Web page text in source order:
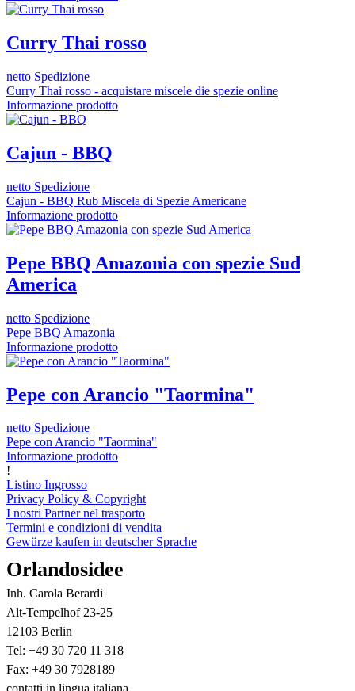
Curry Thai rosso
netto Spedizione
Curry Thai rosso - acquistare miscele die spezie online
Informazione prodotto
Cajun - BBQ
netto Spedizione
Cajun - BBQ Rub Miscela di Spezie Americane
Informazione prodotto
Pepe BBQ Amazonia con spezie Sud
America
netto Spedizione
Pepe BBQ Amazonia
Informazione prodotto
Pepe con Arancio "Taormina"
netto Spedizione
Pepe con Arancio "Taormina"
Informazione prodotto
!
Listino Ingrosso
Privacy Policy & Copyright
I nostri Partner nel trasporto
Termini e condizioni di vendita
Gewürze kaufen in deutscher Sprache
Orlandosidee
Inh. Carola Berardi
Alt-Tempelhof 23-25
12103 Berlin
Tel: +49 30 720 11 318
Fax: +49 30 7928189
contatti in lingua italiana